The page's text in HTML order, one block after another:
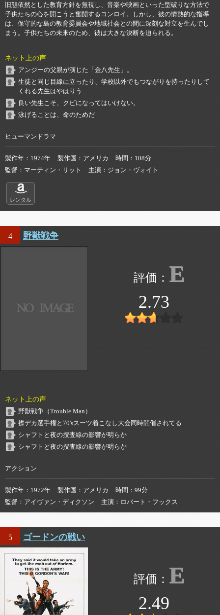
旧態依然とした教育方針を無視し、音楽や映画といった型破りな方法で
子供たちの心を開こうと奮闘するコンロイ。しかし、彼の情熱的な指導
は、保守的な島の教育委員会や地域社会との間に深刻な対立を生んでし
まう。子供たちの未来のため、彼は大きな決断を迫られる。
ネット上の声
アンジーの父親が演じた「金八先生」。
生徒と同じ目線に立ったり、学校以外でもつながりを持ったりして
くれる先生はやはりう
良い先生こそ、クビになってはいけない。
泳げることは、命のためだ
ヒューマンドラマ
製作年 1974年 製作国 アメリカ 時間
108分
監督
マーティン・リット 主演 ジョン・ヴォイト
レンタル
4 野獣戦争
E
2.73
ネット上の声
野獣戦争（Trouble Man）
襟デカ選手権と70'sスーツ着こなし大会同時開催されてる
シャフトと夜の捜査線の影響が明らか
シャフトと夜の捜査線の影響が明らか
アクション
製作年 1972年 製作国 アメリカ 時間
99分
監督
アイヴァン・ディクソン 主演 ロバート・フックス
5 ゴードンの戦い
E
2.49